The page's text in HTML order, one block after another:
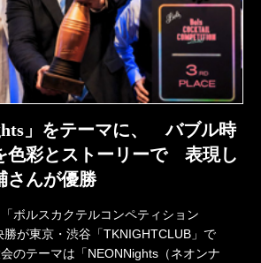
」をテーマに、 バブル時
色彩とストーリーで 表現し
さんが優勝
ボルスカクテルコンペティション
勝が東京・渋谷「TKNIGHTCLUB」で
のテーマは「NEONNights（ネオンナ